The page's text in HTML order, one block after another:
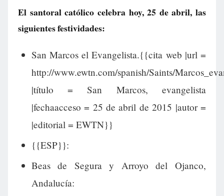
El santoral católico celebra hoy, 25 de abril, las
siguientes festividades:
San Marcos el Evangelista.{{cita web |url =
http://www.ewtn.com/spanish/Saints/
|título = San Marcos, evangelista
|fechaacceso = 25 de abril de 2015 |autor =
|editorial = EWTN}}
{{ESP}}:
Beas de Segura y Arroyo del Ojanco,
Andalucía: